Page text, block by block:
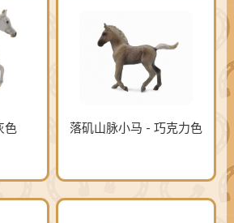
色 落矶山脉小马 - 巧克力色